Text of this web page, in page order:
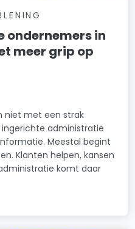
ondernemers in
meer grip op
niet met een strak
administratie
Meestal begint
Klanten helpen, kansen
komt daar